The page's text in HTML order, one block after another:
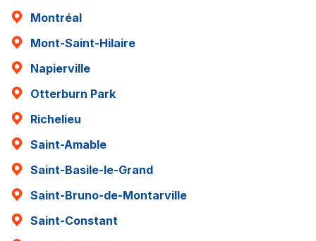
Montréal
Mont-Saint-Hilaire
Napierville
Otterburn Park
Richelieu
Saint-Amable
Saint-Basile-le-Grand
Saint-Bruno-de-Montarville
Saint-Constant